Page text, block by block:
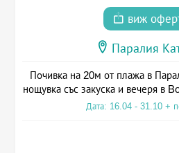
виж
Паралия
Почивка на 20м от плажа в
нощувка със закуска и вечеря в
Дата: 16.04 - 31.10 +